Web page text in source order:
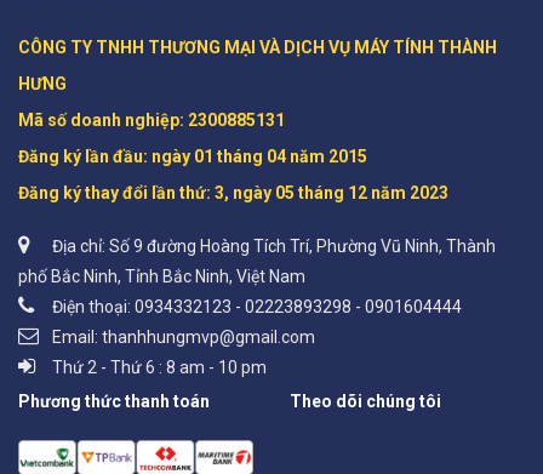
CÔNG TY TNHH THƯƠNG MẠI VÀ DỊCH VỤ MÁY TÍNH THÀNH
HƯNG
Mã số doanh nghiệp: 2300885131
Đăng ký lần đầu: ngày 01 tháng 04 năm 2015
Đăng ký thay đổi lần thứ: 3, ngày 05 tháng 12 năm 2023
Địa chỉ: Số 9 đường Hoàng Tích Trí, Phường Vũ Ninh, Thành
phố Bắc Ninh, Tỉnh Bắc Ninh, Việt Nam
Điện thoại: 0934332123 - 02223893298 - 0901604444
Email: thanhhungmvp@gmail.com
Thứ 2 - Thứ 6 : 8 am - 10 pm
Phương thức thanh toán
Theo dõi chúng tôi